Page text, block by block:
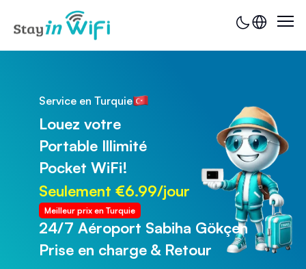
Service en Turquie
Louez votre
Portable Illimité
Pocket WiFi!
Seulement €6.99/jour
Meilleur prix en Turquie
24/7 Aéroport Sabiha Gökçen
Prise en charge & Retour
24/7 Aéroport de Trabzon
Prise en charge & Retour